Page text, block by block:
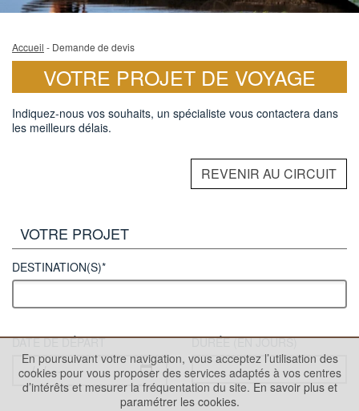
Accueil - Demande de devis
VOTRE PROJET DE VOYAGE
Indiquez-nous vos souhaits, un spécialiste vous contactera dans
les meilleurs délais.
REVENIR AU CIRCUIT
VOTRE PROJET
DESTINATION(S)*
DATE DE DÉPART
DURÉE (EN JOURS)
En poursuivant votre navigation, vous acceptez l’utilisation des
cookies pour vous proposer des services adaptés à vos centres
d’intérêts et mesurer la fréquentation du site. En savoir plus et
paramétrer les cookies.